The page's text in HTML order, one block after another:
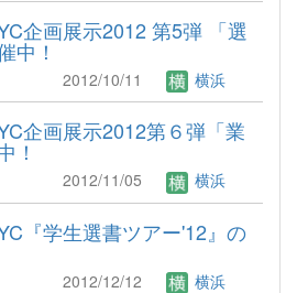
企画展示2012 第5弾 「選
中！
2012/10/11 横浜
企画展示2012第６弾「業
！
2012/11/05 横浜
『学生選書ツアー'12』の
2012/12/12 横浜